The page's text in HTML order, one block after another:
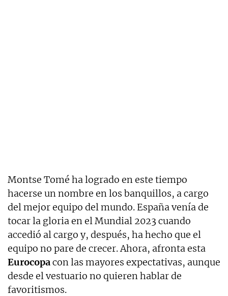
Montse Tomé ha logrado en este tiempo
hacerse un nombre en los banquillos, a cargo
del mejor equipo del mundo. España venía de
tocar la gloria en el Mundial 2023 cuando
accedió al cargo y, después, ha hecho que el
equipo no pare de crecer. Ahora, afronta esta
Eurocopacon las mayores expectativas, aunque
desde el vestuario no quieren hablar de
favoritismos.